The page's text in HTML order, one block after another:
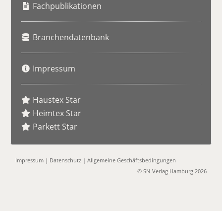
Fachpublikationen
Branchendatenbank
Impressum
Haustex Star
Heimtex Star
Parkett Star
Impressum | Datenschutz |Allgemeine Geschäftsbedingungen
© SN-Verlag Hamburg 2026